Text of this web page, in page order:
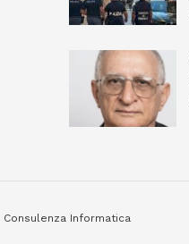
Informatica